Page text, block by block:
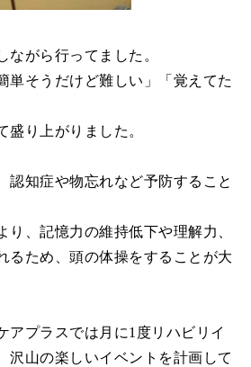
ながら行ってました。
単そうだけど難しい」「覚えてた
盛り上がりました。
認知症や物忘れなど予防すること
り、記憶力の維持低下や理解力、
るため、頭の体操をすることが大
アプラスでは月に1 度リハビリイ
沢山の楽しいイベントを計画して